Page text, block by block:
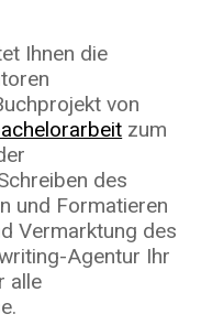
Ihnen die
von
zum
des
und Formatieren
Vermarktung des
Agentur Ihr
alle